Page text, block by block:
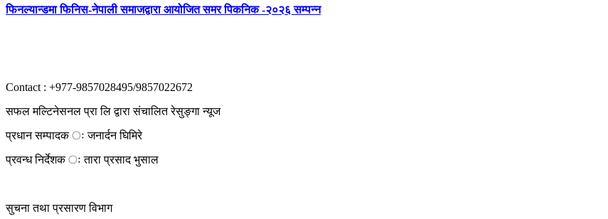
फिनल्यान्डमा फिनिस-नेपाली समाजद्वारा आयोजित समर पिकनिक -२०२६ सम्पन्न
Contact : +977-9857028495/9857022672
सफल मल्टिनेसनल प्रा लि द्वारा संचालित रेसुङ्गा न्यूज
प्रधान सम्पादक ः जनार्दन घिमिरे
प्रवन्ध निर्देशक ः तारा प्रसाद भुसाल
सुचना तथा प्रसारण विभाग